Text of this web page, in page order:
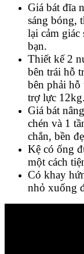
Giá bát đĩa
sáng bóng,
lại cảm giác
bạn.
Thiết kế 2
bên trái hỗ
bên phải
trợ lực 12kg.
Giá bát
chén và 1
chắn, bền
Kệ có ống
một cách
Có khay
nhỏ xuống